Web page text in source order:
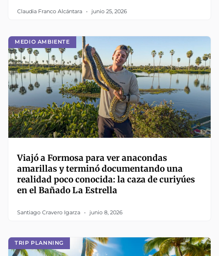
Claudia Franco Alcántara junio 25, 2026
MEDIO AMBIENTE
Viajó a Formosa para ver anacondas
amarillas y terminó documentando una
realidad poco conocida: la caza de curiyúes
en el Bañado La Estrella
Santiago Cravero Igarza junio 8, 2026
TRIP PLANNING